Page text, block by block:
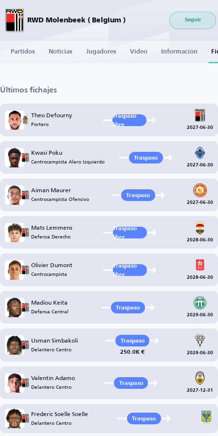
RWD Molenbeek ( Belgium ) Seguir
Partidos Noticias Jugadores Vídeo Información
Últimos fichajes
Theo Defourny
Portero
Traspaso
libre
2027-06-30
Kwasi Poku
Centrocampista Alero Izquierdo Traspaso
2027-06-30
Aiman Maurer
Centrocampista Ofensivo Traspaso
2027-06-30
Mats Lemmens
Defensa Derecho
Traspaso
libre
2028-06-30
Olivier Dumont
Centrocampista
Traspaso
libre
2028-06-30
Madiou Keita
Defensa Central Traspaso
2029-06-30
Usman Simbakoli
Delantero Centro
Traspaso
250.0K €
2029-06-30
Valentín Adamo
Delantero Centro Traspaso
2027-12-31
Frederic Soelle Soelle
Delantero Centro Traspaso